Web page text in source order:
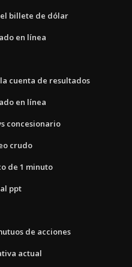
billete de dólar
en línea
cuenta de resultados
en línea
concesionario
crudo
de 1 minuto
ppt
de acciones
actual